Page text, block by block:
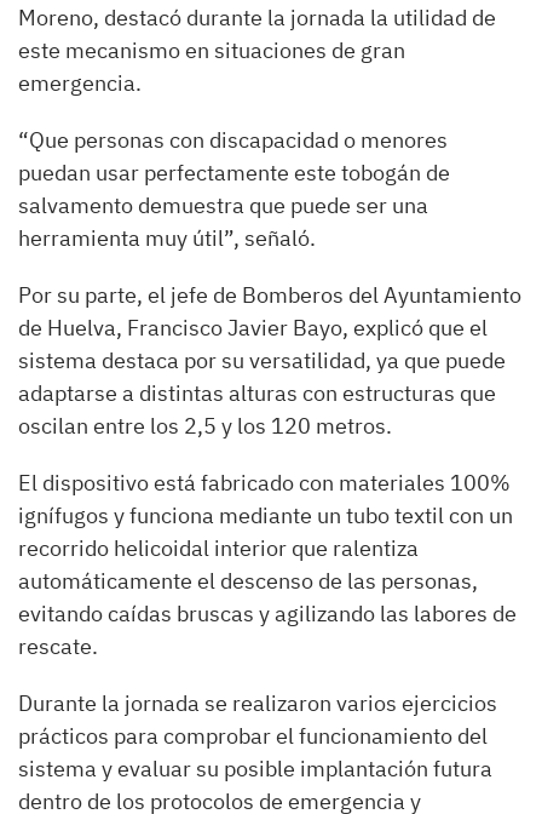
Moreno, destacó durante la jornada la utilidad de
este mecanismo en situaciones de gran
emergencia.
“Que personas con discapacidad o menores
puedan usar perfectamente este tobogán de
salvamento demuestra que puede ser una
herramienta muy útil”, señaló.
Por su parte, el jefe de Bomberos del Ayuntamiento
de Huelva, Francisco Javier Bayo, explicó que el
sistema destaca por su versatilidad, ya que puede
adaptarse a distintas alturas con estructuras que
oscilan entre los 2,5 y los 120 metros.
El dispositivo está fabricado con materiales 100%
ignífugos y funciona mediante un tubo textil con un
recorrido helicoidal interior que ralentiza
automáticamente el descenso de las personas,
evitando caídas bruscas y agilizando las labores de
rescate.
Durante la jornada se realizaron varios ejercicios
prácticos para comprobar el funcionamiento del
sistema y evaluar su posible implantación futura
dentro de los protocolos de emergencia y